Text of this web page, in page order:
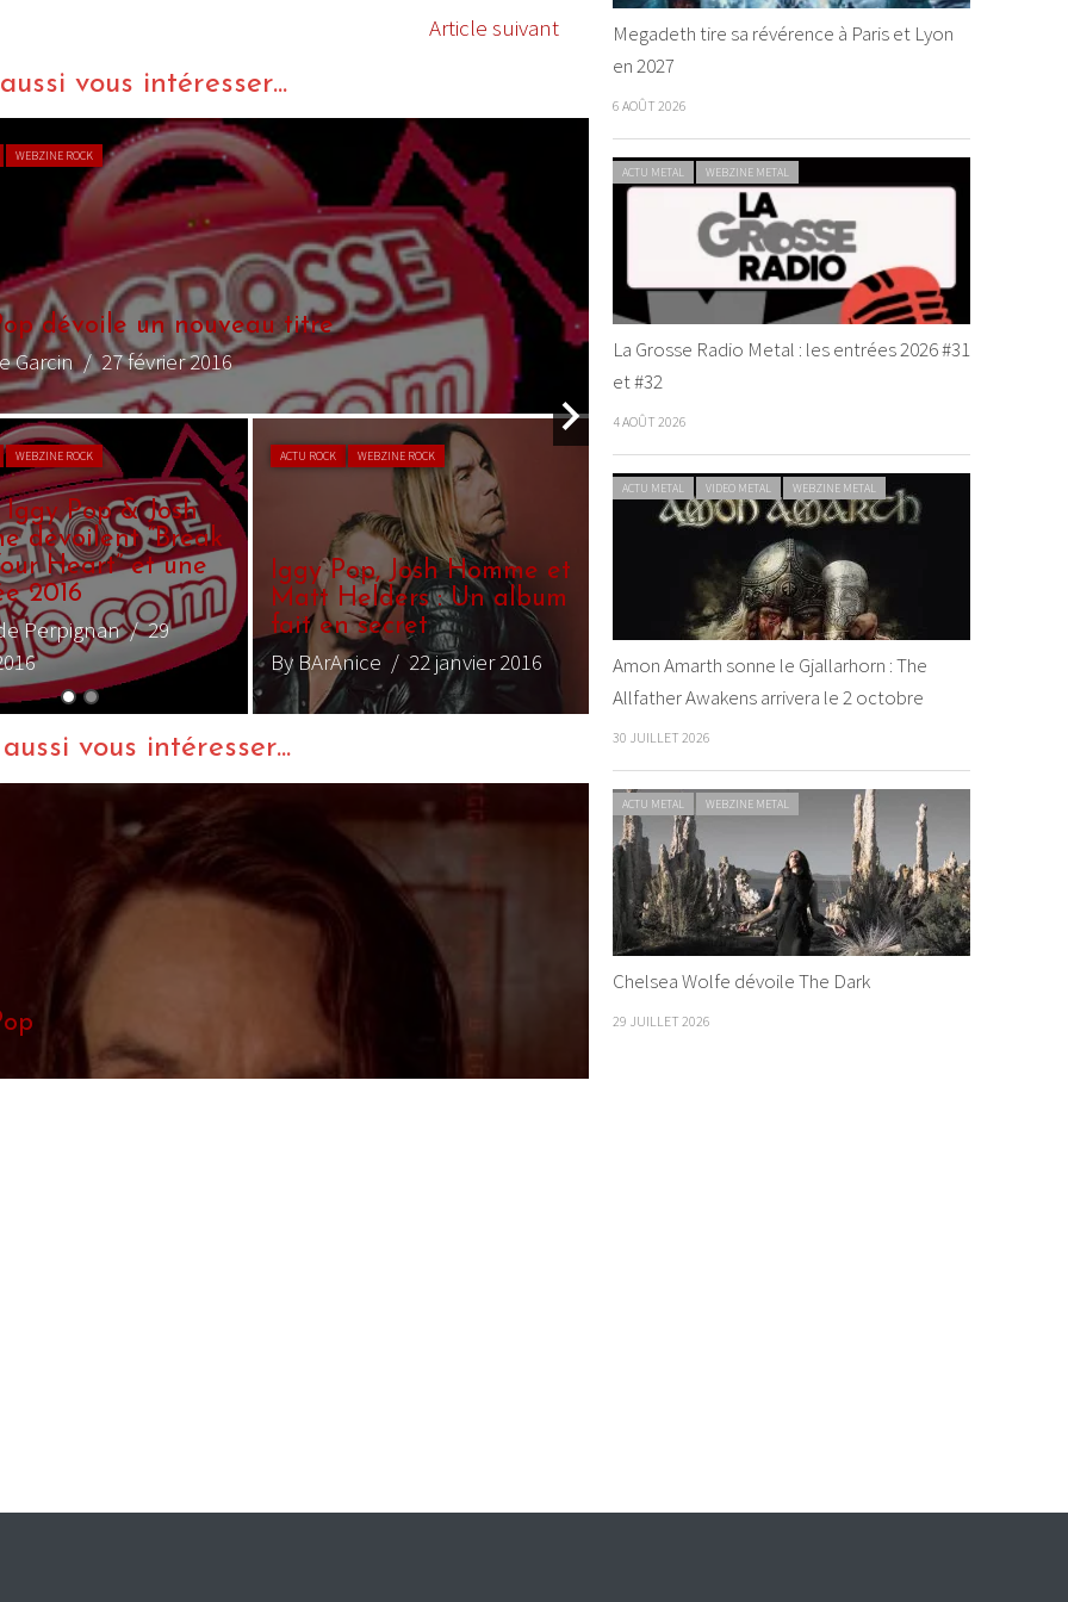
Article suivant
vous intéresser...
ACTU ROCK WEBZINE ROCK
Iggy Pop: un inédit pour le cinéma
By Mag Santulli/ 16 janvier 2017
ACTU ROCK WEBZINE ROCK
Pourquoi Iggy Pop ne
porte-t-il jamais de T-
shirt ?
By Mag Santulli/ 17 octobre
2016
ACTU ROCK WEBZINE ROCK
Le meilleur groupe de
rock du monde
By Mag Santulli/ 5 octobre
2016
vous intéresser...
Megadeth tire sa révérence à Paris et Lyon
en 2027
6 AOÛT 2026
ACTU METAL WEBZINE METAL
La Grosse Radio Metal : les entrées 2026 #31
et #32
4 AOÛT 2026
ACTU METAL VIDEO METAL WEBZINE METAL
Amon Amarth sonne le Gjallarhorn : The
Allfather Awakens arrivera le 2 octobre
30 JUILLET 2026
ACTU METAL WEBZINE METAL
Chelsea Wolfe dévoile The Dark
29 JUILLET 2026